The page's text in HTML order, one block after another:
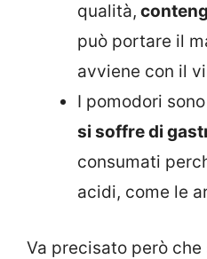
qualità,
può portare il
avviene con il
I pomodori
si soffre di
consumati
acidi, come le
Va precisato però